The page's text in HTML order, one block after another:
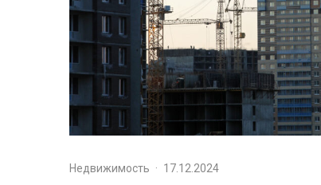
Недвижимость · 17.12.2024